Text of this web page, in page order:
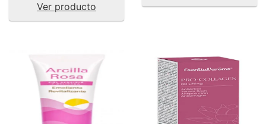
Ver producto